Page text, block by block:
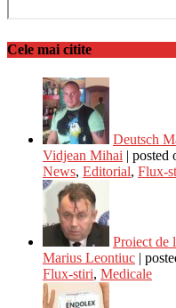
Cele mai citite
Deutsch
Vidjean Mihai | posted
News, Editorial, Flux-
Proiect de
Marius Leontiuc |
Flux-stiri, Medicale